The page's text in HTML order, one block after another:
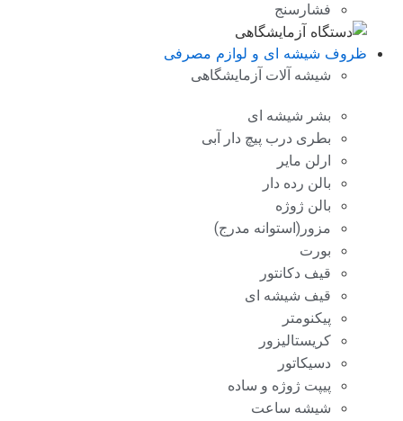
فشارسنج
ظروف شیشه ای و لوازم مصرفی
شیشه آلات آزمایشگاهی
بشر شیشه ای
بطری درب پیچ دار آبی
ارلن مایر
بالن رده دار
بالن ژوژه
مزور(استوانه مدرج)
بورت
قیف دکانتور
قیف شیشه ای
پیکنومتر
کریستالیزور
دسیکاتور
پیپت ژوژه و ساده
شیشه ساعت